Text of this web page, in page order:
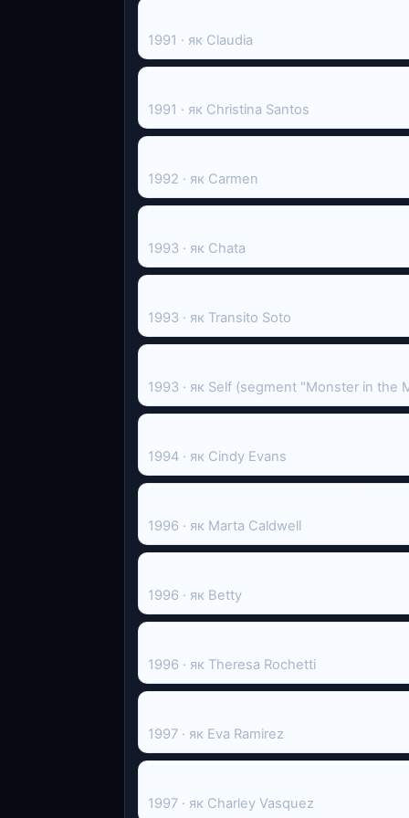
1991 · як Claudia
1991 · як Christina Santos
1992 · як Carmen
1993 · як Chata
1993 · як Transito Soto
1993 · як Self (segment "Monster in the
1994 · як Cindy Evans
1996 · як Marta Caldwell
1996 · як Betty
1996 · як Theresa Rochetti
1997 · як Eva Ramirez
1997 · як Charley Vasquez